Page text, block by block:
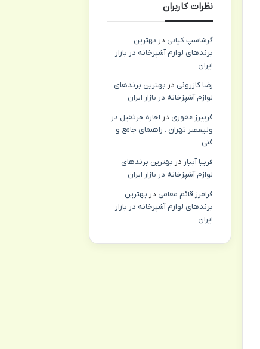
نظرات کاربران
گرشاسپ کیانی در بهترین
برندهای لوازم آشپزخانه در بازار
ایران
رضا کازرونی در بهترین برندهای
لوازم آشپزخانه در بازار ایران
فریبرز غفوری در اجاره جرثقیل در
ولیعصر تهران : راهنمای جامع و
فنی
فریبا آبیار در بهترین برندهای
لوازم آشپزخانه در بازار ایران
فرامرز قائم مقامی در بهترین
برندهای لوازم آشپزخانه در بازار
ایران